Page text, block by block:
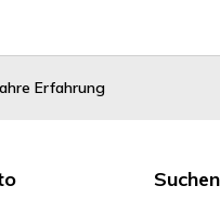
Erfahrung
Suchen